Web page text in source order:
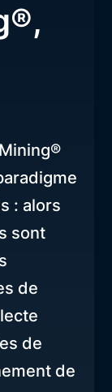
: alors
sont
de
de
de